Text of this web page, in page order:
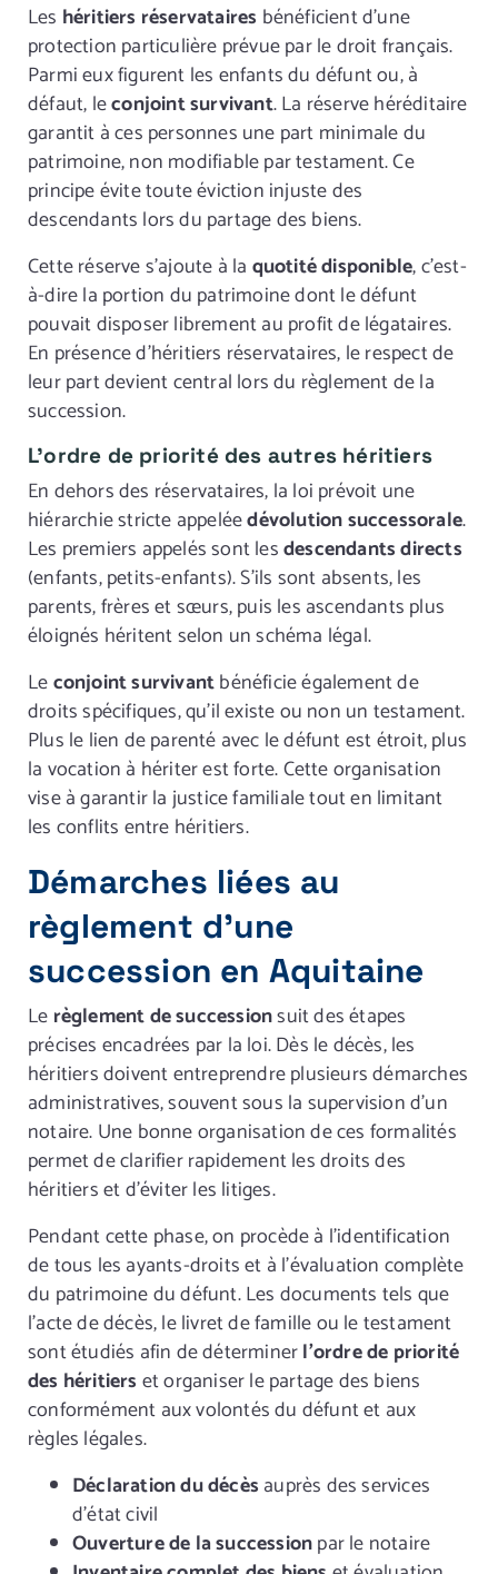
Les héritiers réservataires bénéficient d’une
protection particulière prévue par le droit français.
Parmi eux figurent les enfants du défunt ou, à
défaut, leconjoint survivant. La réserve héréditaire
garantit à ces personnes une part minimale du
patrimoine, non modifiable par testament. Ce
principe évite toute éviction injuste des
descendants lors du partage des biens.
Cette réserve s’ajoute à la quotité disponible, c’est-
à-dire la portion du patrimoine dont le défunt
pouvait disposer librement au profit de légataires.
En présence d’héritiers réservataires, le respect de
leur part devient central lors du règlement de la
succession.
L’ordre de priorité des autres héritiers
En dehors des réservataires, la loi prévoit une
hiérarchie stricte appeléedévolution successorale.
Les premiers appelés sont lesdescendants directs
(enfants, petits-enfants). S’ils sont absents, les
parents, frères et sœurs, puis les ascendants plus
éloignés héritent selon un schéma légal.
Leconjoint survivantbénéficie également de
droits spécifiques, qu’il existe ou non un testament.
Plus le lien de parenté avec le défunt est étroit, plus
la vocation à hériter est forte. Cette organisation
vise à garantir la justice familiale tout en limitant
les conflits entre héritiers.
Démarches liées au
règlement d’une
succession en Aquitaine
Le règlement de successionsuit des étapes
précises encadrées par la loi. Dès le décès, les
héritiers doivent entreprendre plusieurs démarches
administratives, souvent sous la supervision d’un
notaire. Une bonne organisation de ces formalités
permet de clarifier rapidement les droits des
héritiers et d’éviter les litiges.
Pendant cette phase, on procède à l’identification
de tous les ayants-droits et à l’évaluation complète
du patrimoine du défunt. Les documents tels que
l’acte de décès, le livret de famille ou le testament
sont étudiés afin de déterminerl’ordre de priorité
des héritiers et organiser le partage des biens
conformément aux volontés du défunt et aux
règles légales.
Déclaration du décès auprès des services
d’état civil
Ouverture de la successionpar le notaire